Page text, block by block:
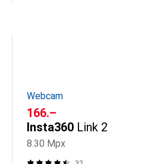
Webcam
CHF
166.–
Insta360 Link 2
8.30 Mpx